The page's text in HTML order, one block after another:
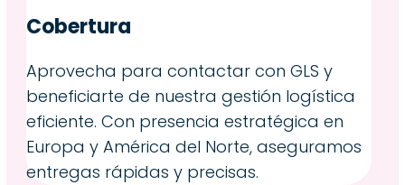
Cobertura
Aprovecha para contactar con GLS y
beneficiarte de nuestra gestión logística
eficiente. Con presencia estratégica en
Europa y América del Norte, aseguramos
entregas rápidas y precisas.